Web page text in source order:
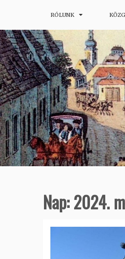
content
RÓLUNK
Budapesti
Budapesti
Nap:2024.